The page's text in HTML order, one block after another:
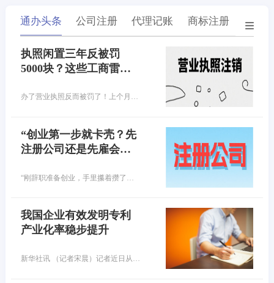
通办头条 公司注册 代理记账 商标注册 专利
执照闲置三年反被罚
5000块？这些工商雷
办了营业执照反而被罚了！上个月去注销营业执照，工作人员一句话让我腿软，您这执照异常3年，得先交罚款！原来当初随手办的执照，竟因连续3年没做年报，早就进黑名单了…
“创业第一步就卡壳？先
注册公司还是先雇会
了！”
我国企业有效发明专利
产业化率稳步提升
新华社讯 （记者宋晨）记者近日从国家知识产权局获悉，目前，我国国内有效发明专利中，企业所占比重已超七成，数量超过300万件。我国企业有效发明专利产业化率稳步提升，专利转化运用效益持续提高。